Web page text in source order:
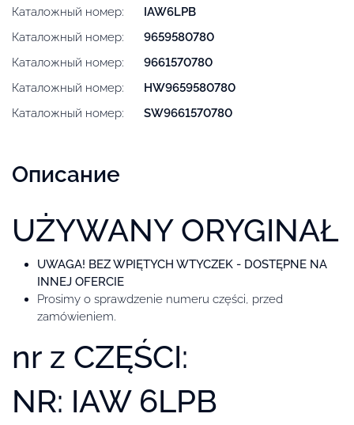
Каталожный номер:
IAW6LPB
Каталожный номер:
9659580780
Каталожный номер:
9661570780
Каталожный номер:
HW9659580780
Каталожный номер:
SW9661570780
Описание
UŻYWANY ORYGINAŁ
UWAGA! BEZ WPIĘTYCH WTYCZEK - DOSTĘPNE NA
INNEJ OFERCIE
Prosimy o sprawdzenie numeru części, przed
zamówieniem.
nr z CZĘŚCI:
NR: IAW 6LPB